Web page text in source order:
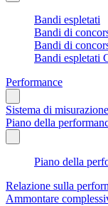
Bandi espletati
Bandi di
Bandi di
Bandi espletati
Performance
Sistema di
Piano della
Piano della
Relazione sulla
Ammontare